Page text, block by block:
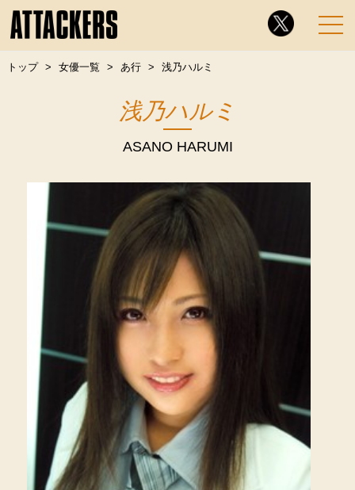
トップ 女優一覧 あ行 浅乃ハルミ
浅乃ハルミ
ASANO HARUMI